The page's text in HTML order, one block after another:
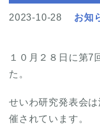
2023-10-28 お知
１０月２８日に第7
た。
せいわ研究発表会
催されています。